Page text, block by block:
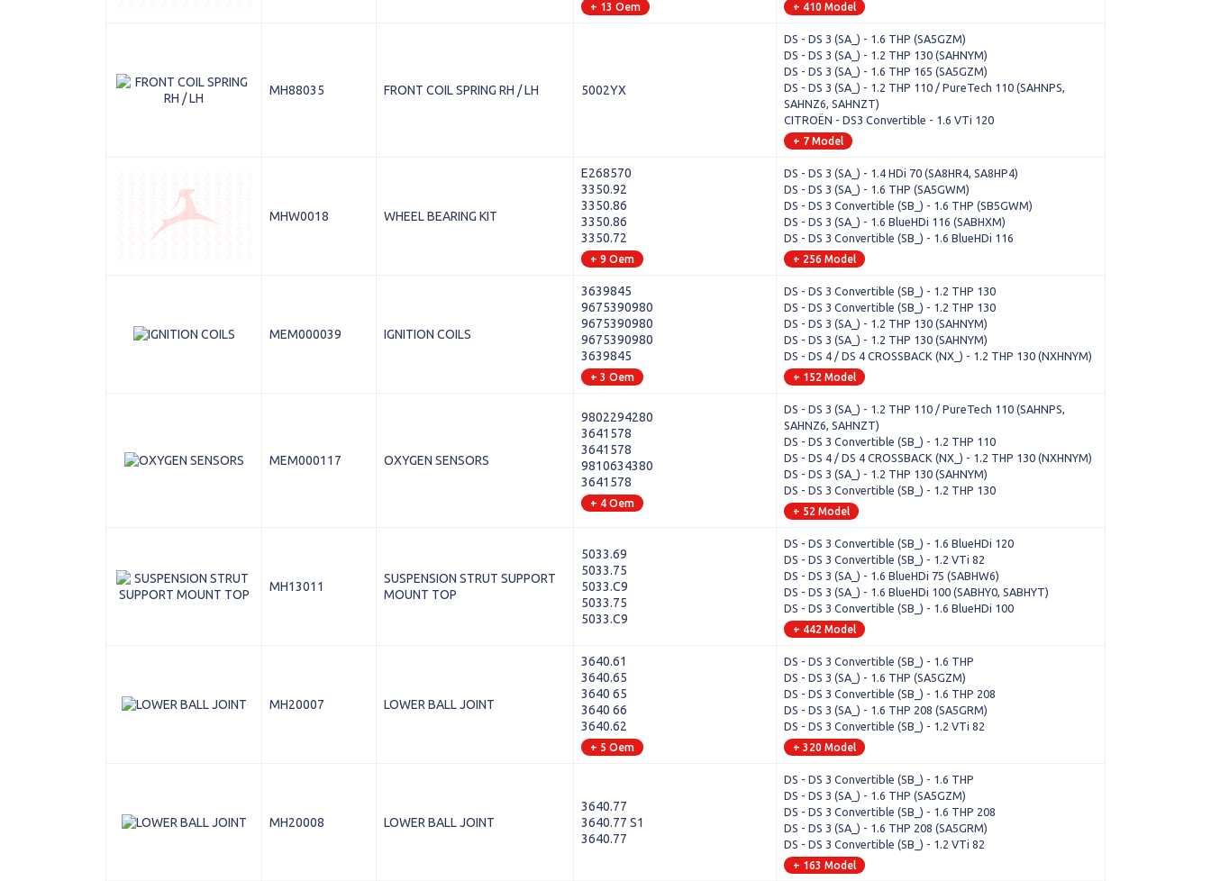
+ 13 Oem + 410 Model
MH88035 FRONT COIL SPRING RH / LH 5002YX
DS - DS 3 (SA_) - 1.6 THP (SA5GZM)
DS - DS 3 (SA_) - 1.2 THP 130 (SAHNYM)
DS - DS 3 (SA_) - 1.6 THP 165 (SA5GZM)
DS - DS 3 (SA_) - 1.2 THP 110 / PureTech 110 (SAHNPS,
SAHNZ6, SAHNZT)
CITROËN - DS3 Convertible - 1.6 VTi 120
+ 7 Model
MHW0018 WHEEL BEARING KIT
E268570
3350.92
3350.86
3350.86
3350.72
+ 9 Oem
DS - DS 3 (SA_) - 1.4 HDi 70 (SA8HR4, SA8HP4)
DS - DS 3 (SA_) - 1.6 THP (SA5GWM)
DS - DS 3 Convertible (SB_) - 1.6 THP (SB5GWM)
DS - DS 3 (SA_) - 1.6 BlueHDi 116 (SABHXM)
DS - DS 3 Convertible (SB_) - 1.6 BlueHDi 116
+ 256 Model
MEM000039 IGNITION COILS
3639845
9675390980
9675390980
9675390980
3639845
+ 3 Oem
DS - DS 3 Convertible (SB_) - 1.2 THP 130
DS - DS 3 Convertible (SB_) - 1.2 THP 130
DS - DS 3 (SA_) - 1.2 THP 130 (SAHNYM)
DS - DS 3 (SA_) - 1.2 THP 130 (SAHNYM)
DS - DS 4 / DS 4 CROSSBACK (NX_) - 1.2 THP 130 (NXHNYM)
+ 152 Model
MEM000117 OXYGEN SENSORS
9802294280
3641578
3641578
9810634380
3641578
+ 4 Oem
DS - DS 3 (SA_) - 1.2 THP 110 / PureTech 110 (SAHNPS,
SAHNZ6, SAHNZT)
DS - DS 3 Convertible (SB_) - 1.2 THP 110
DS - DS 4 / DS 4 CROSSBACK (NX_) - 1.2 THP 130 (NXHNYM)
DS - DS 3 (SA_) - 1.2 THP 130 (SAHNYM)
DS - DS 3 Convertible (SB_) - 1.2 THP 130
+ 52 Model
MH13011
SUSPENSION STRUT SUPPORT
MOUNT TOP
5033.69
5033.75
5033.C9
5033.75
5033.C9
DS - DS 3 Convertible (SB_) - 1.6 BlueHDi 120
DS - DS 3 Convertible (SB_) - 1.2 VTi 82
DS - DS 3 (SA_) - 1.6 BlueHDi 75 (SABHW6)
DS - DS 3 (SA_) - 1.6 BlueHDi 100 (SABHY0, SABHYT)
DS - DS 3 Convertible (SB_) - 1.6 BlueHDi 100
+ 442 Model
MH20007 LOWER BALL JOINT
3640.61
3640.65
3640 65
3640 66
3640.62
+ 5 Oem
DS - DS 3 Convertible (SB_) - 1.6 THP
DS - DS 3 (SA_) - 1.6 THP (SA5GZM)
DS - DS 3 Convertible (SB_) - 1.6 THP 208
DS - DS 3 (SA_) - 1.6 THP 208 (SA5GRM)
DS - DS 3 Convertible (SB_) - 1.2 VTi 82
+ 320 Model
MH20008 LOWER BALL JOINT
3640.77
3640.77 S1
3640.77
DS - DS 3 Convertible (SB_) - 1.6 THP
DS - DS 3 (SA_) - 1.6 THP (SA5GZM)
DS - DS 3 Convertible (SB_) - 1.6 THP 208
DS - DS 3 (SA_) - 1.6 THP 208 (SA5GRM)
DS - DS 3 Convertible (SB_) - 1.2 VTi 82
+ 163 Model